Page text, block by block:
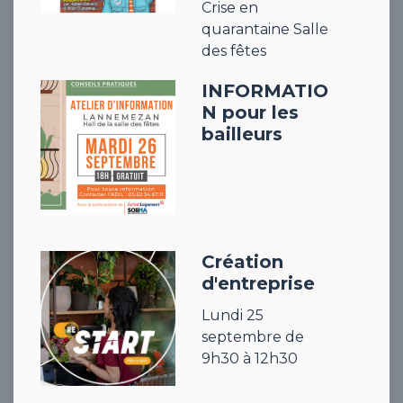
Crise en
quarantaine Salle
des fêtes
INFORMATIO
N pour les
bailleurs
Création
d'entreprise
Lundi 25
septembre de
9h30 à 12h30